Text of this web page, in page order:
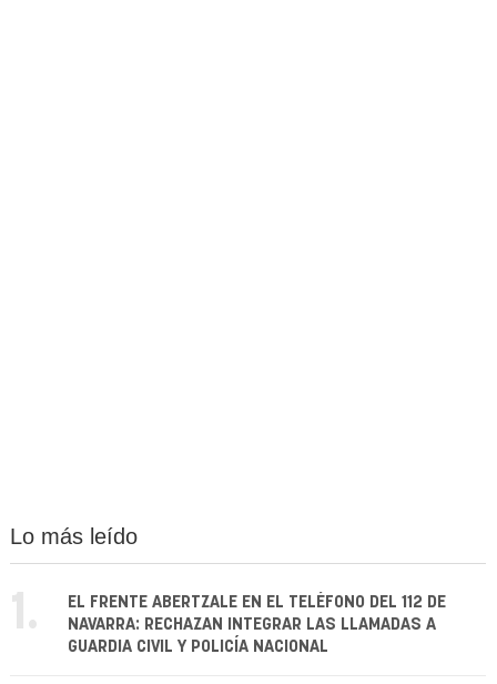
Lo más leído
1.
EL FRENTE ABERTZALE EN EL TELÉFONO DEL 112 DE
NAVARRA: RECHAZAN INTEGRAR LAS LLAMADAS A
GUARDIA CIVIL Y POLICÍA NACIONAL